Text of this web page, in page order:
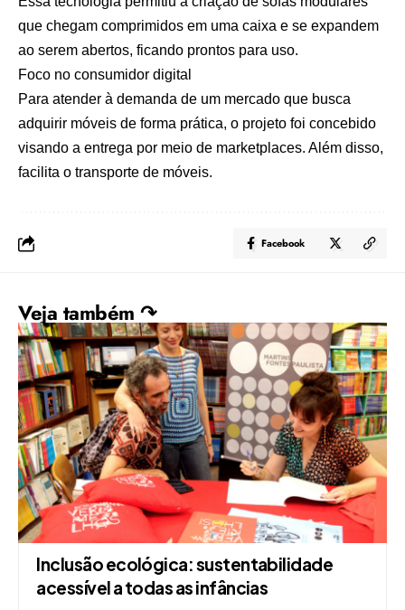
que chegam comprimidos em uma caixa e se expandem
ao serem abertos, ficando prontos para uso.
Foco no consumidor digital
Para atender à demanda de um mercado que busca
adquirir móveis de forma prática, o projeto foi concebido
visando a entrega por meio de marketplaces. Além disso,
facilita o transporte de móveis.
Facebook
Veja também ↷
Inclusão ecológica: sustentabilidade
acessível a todas as infâncias